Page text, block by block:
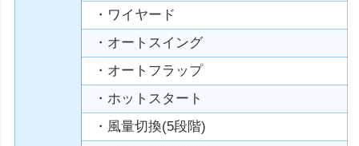
・ワイヤード
・オートスイング
・オートフラップ
・ホットスタート
・風量切換(5段階)